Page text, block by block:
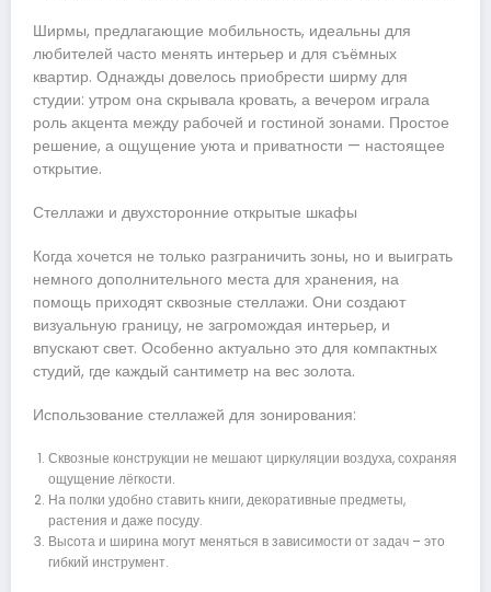
Ширмы, предлагающие мобильность, идеальны для
любителей часто менять интерьер и для съёмных
квартир. Однажды довелось приобрести ширму для
студии: утром она скрывала кровать, а вечером играла
роль акцента между рабочей и гостиной зонами. Простое
решение, а ощущение уюта и приватности — настоящее
открытие.
Стеллажи и двухсторонние открытые шкафы
Когда хочется не только разграничить зоны, но и выиграть
немного дополнительного места для хранения, на
помощь приходят сквозные стеллажи. Они создают
визуальную границу, не загромождая интерьер, и
впускают свет. Особенно актуально это для компактных
студий, где каждый сантиметр на вес золота.
Использование стеллажей для зонирования:
Сквозные конструкции не мешают циркуляции воздуха, сохраняя
ощущение лёгкости.
На полки удобно ставить книги, декоративные предметы,
растения и даже посуду.
Высота и ширина могут меняться в зависимости от задач – это
гибкий инструмент.